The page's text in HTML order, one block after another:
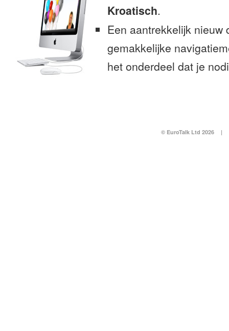
Kroatisch.
Een aantrekkelijk nieuw
gemakkelijke
het onderdeel dat je
© EuroTalk Ltd 2026 |